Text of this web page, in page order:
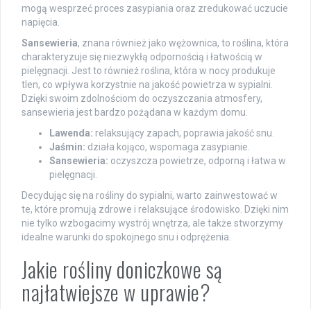
mogą wesprzeć proces zasypiania oraz zredukować uczucie
napięcia.
Sansewieria, znana również jako wężownica, to roślina, która
charakteryzuje się niezwykłą odpornością i łatwością w
pielęgnacji. Jest to również roślina, która w nocy produkuje
tlen, co wpływa korzystnie na jakość powietrza w sypialni.
Dzięki swoim zdolnościom do oczyszczania atmosfery,
sansewieria jest bardzo pożądana w każdym domu.
Lawenda: relaksujący zapach, poprawia jakość snu.
Jaśmin: działa kojąco, wspomaga zasypianie.
Sansewieria: oczyszcza powietrze, odporną i łatwa w
pielęgnacji.
Decydując się na rośliny do sypialni, warto zainwestować w
te, które promują zdrowe i relaksujące środowisko. Dzięki nim
nie tylko wzbogacimy wystrój wnętrza, ale także stworzymy
idealne warunki do spokojnego snu i odprężenia.
Jakie rośliny doniczkowe są
najłatwiejsze w uprawie?